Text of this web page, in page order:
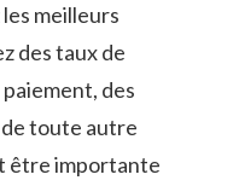
meilleurs
des taux de
des
toute autre
être importante